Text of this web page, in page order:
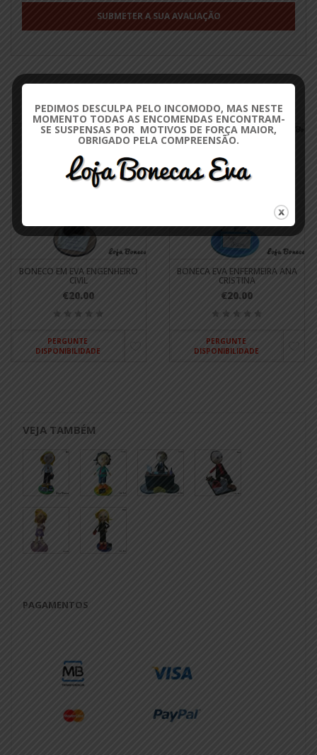
BONECO EM EVA ENGENHEIRO
CIVIL
€20.00
PERGUNTE
DISPONIBILIDADE
BONECA EVA ENFERMEIRA ANA
CRISTINA
€20.00
PERGUNTE
DISPONIBILIDADE
VEJA TAMBÉM
PAGAMENTOS
PEDIMOS DESCULPA PELO INCOMODO, MAS NESTE
MOMENTO TODAS AS ENCOMENDAS ENCONTRAM-
SE SUSPENSAS POR MOTIVOS DE FORÇA MAIOR,
OBRIGADO PELA COMPREENSÃO.